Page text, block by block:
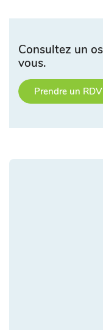
Consultez un
vous.
Prendre un RDV